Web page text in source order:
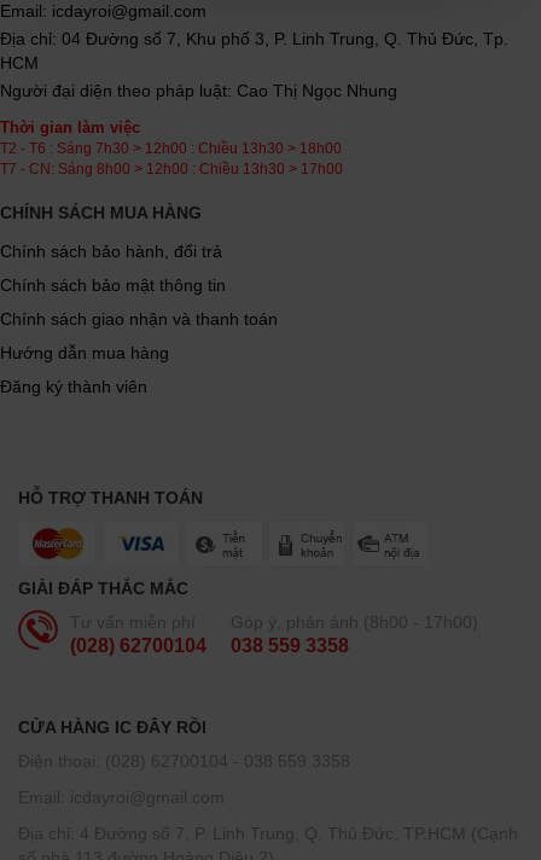
Email: icdayroi@gmail.com
Địa chỉ: 04 Đường số 7, Khu phố 3, P. Linh Trung, Q. Thủ Đức, Tp.
HCM
Người đại diện theo pháp luật: Cao Thị Ngọc Nhung
Thời gian làm việc
T2 - T6 : Sáng 7h30 > 12h00 : Chiều 13h30 > 18h00
T7 - CN: Sáng 8h00 > 12h00 : Chiều 13h30 > 17h00
CHÍNH SÁCH MUA HÀNG
Chính sách bảo hành, đổi trả
Chính sách bảo mật thông tin
Chính sách giao nhận và thanh toán
Hướng dẫn mua hàng
Đăng ký thành viên
HỖ TRỢ THANH TOÁN
GIẢI ĐÁP THẮC MẮC
Tư vấn miễn phí
(028) 62700104
Góp ý, phản ánh (8h00 - 17h00)
038 559 3358
CỬA HÀNG IC ĐÂY RỒI
Điện thoại: (028) 62700104 - 038 559 3358
Email: icdayroi@gmail.com
Địa chỉ: 4 Đường số 7, P. Linh Trung, Q. Thủ Đức, TP.HCM (Cạnh